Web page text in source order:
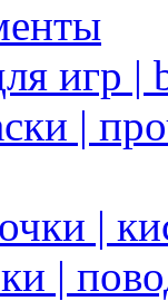
игр |
|
|
|